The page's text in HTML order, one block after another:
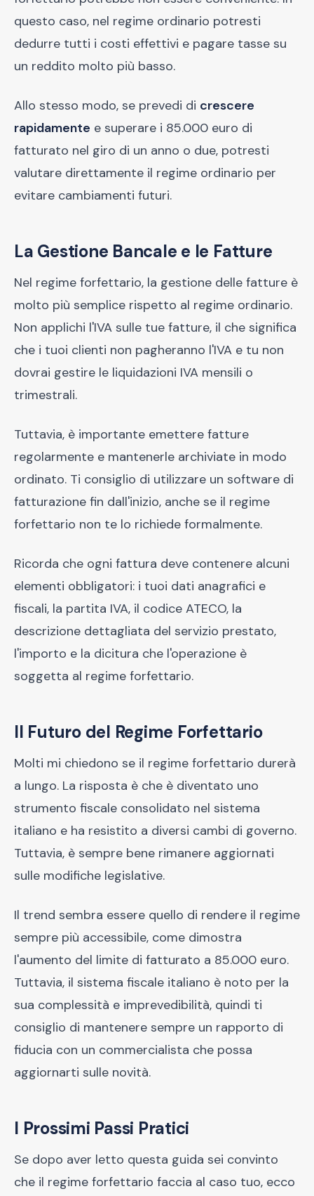
questo caso, nel regime ordinario potresti
dedurre tutti i costi effettivi e pagare tasse su
un reddito molto più basso.
Allo stesso modo, se prevedi di crescere
rapidamente e superare i 85.000 euro di
fatturato nel giro di un anno o due, potresti
valutare direttamente il regime ordinario per
evitare cambiamenti futuri.
La Gestione Bancale e le Fatture
Nel regime forfettario, la gestione delle fatture è
molto più semplice rispetto al regime ordinario.
Non applichi l'IVA sulle tue fatture, il che significa
che i tuoi clienti non pagheranno l'IVA e tu non
dovrai gestire le liquidazioni IVA mensili o
trimestrali.
Tuttavia, è importante emettere fatture
regolarmente e mantenerle archiviate in modo
ordinato. Ti consiglio di utilizzare un software di
fatturazione fin dall'inizio, anche se il regime
forfettario non te lo richiede formalmente.
Ricorda che ogni fattura deve contenere alcuni
elementi obbligatori: i tuoi dati anagrafici e
fiscali, la partita IVA, il codice ATECO, la
descrizione dettagliata del servizio prestato,
l'importo e la dicitura che l'operazione è
soggetta al regime forfettario.
Il Futuro del Regime Forfettario
Molti mi chiedono se il regime forfettario durerà
a lungo. La risposta è che è diventato uno
strumento fiscale consolidato nel sistema
italiano e ha resistito a diversi cambi di governo.
Tuttavia, è sempre bene rimanere aggiornati
sulle modifiche legislative.
Il trend sembra essere quello di rendere il regime
sempre più accessibile, come dimostra
l'aumento del limite di fatturato a 85.000 euro.
Tuttavia, il sistema fiscale italiano è noto per la
sua complessità e imprevedibilità, quindi ti
consiglio di mantenere sempre un rapporto di
fiducia con un commercialista che possa
aggiornarti sulle novità.
I Prossimi Passi Pratici
Se dopo aver letto questa guida sei convinto
che il regime forfettario faccia al caso tuo, ecco